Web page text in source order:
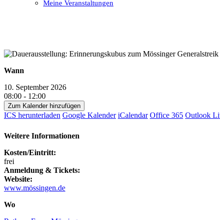
Meine Veranstaltungen
Wann
10. September 2026
08:00 - 12:00
Zum Kalender hinzufügen
ICS herunterladen Google Kalender iCalendar Office 365 Outlook
Weitere Informationen
Kosten/Eintritt:
frei
Anmeldung & Tickets:
Website:
www.mössingen.de
Wo